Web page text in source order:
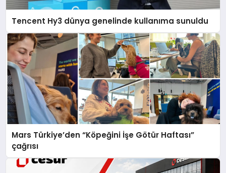
Tencent Hy3 dünya genelinde kullanıma sunuldu
Mars Türkiye’den “Köpeğini İşe Götür Haftası”
çağrısı